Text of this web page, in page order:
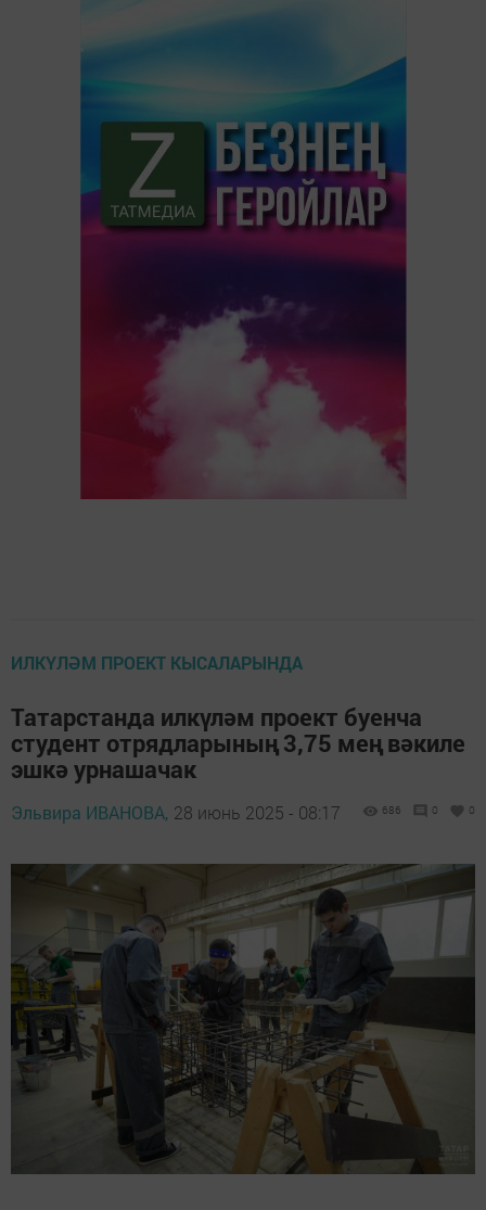
ИЛКҮЛӘМ ПРОЕКТ КЫСАЛАРЫНДА
Татарстанда илкүләм проект буенча
студент отрядларының 3,75 мең вәкиле
эшкә урнашачак
Эльвира ИВАНОВА, 28 июнь 2025 - 08:17 686 0 0